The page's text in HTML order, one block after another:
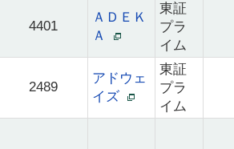
4401
ＡＤＥＫ
Ａ
東証
プラ
イム
2489
アドウェ
イズ
東証
プラ
イム